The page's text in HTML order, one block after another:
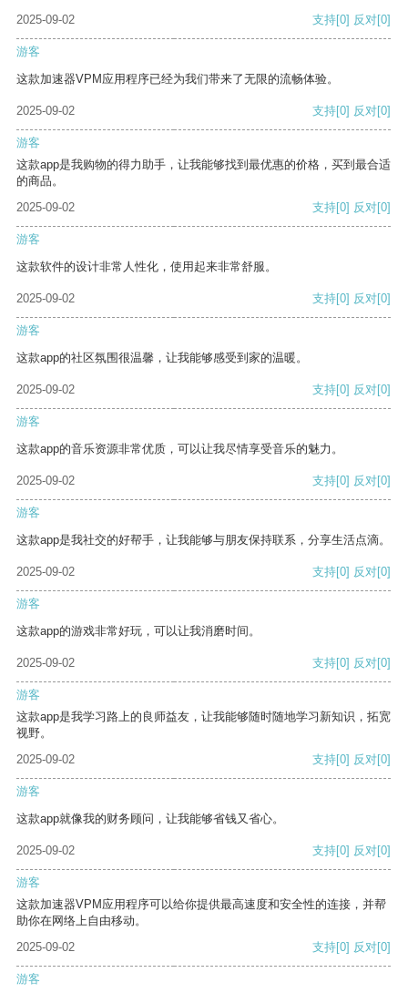
2025-09-02 支持[0] 反对[0]
游客
这款加速器VPM应用程序已经为我们带来了无限的流畅体验。
2025-09-02 支持[0] 反对[0]
游客
这款app是我购物的得力助手，让我能够找到最优惠的价格，买到最合适
的商品。
2025-09-02
支持[0] 反对[0]
游客
这款软件的设计非常人性化，使用起来非常舒服。
2025-09-02 支持[0] 反对[0]
游客
这款app的社区氛围很温馨，让我能够感受到家的温暖。
2025-09-02 支持[0] 反对[0]
游客
这款app的音乐资源非常优质，可以让我尽情享受音乐的魅力。
2025-09-02 支持[0] 反对[0]
游客
这款app是我社交的好帮手，让我能够与朋友保持联系，分享生活点滴。
2025-09-02 支持[0] 反对[0]
游客
这款app的游戏非常好玩，可以让我消磨时间。
2025-09-02 支持[0] 反对[0]
游客
这款app是我学习路上的良师益友，让我能够随时随地学习新知识，拓宽
视野。
2025-09-02
支持[0] 反对[0]
游客
这款app就像我的财务顾问，让我能够省钱又省心。
2025-09-02 支持[0] 反对[0]
游客
这款加速器VPM应用程序可以给你提供最高速度和安全性的连接，并帮
助你在网络上自由移动。
2025-09-02
支持[0] 反对[0]
游客